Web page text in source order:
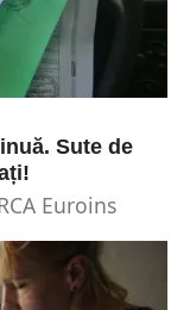
Sute de
Euroins